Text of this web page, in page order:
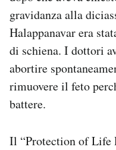
gravidanza alla
Halappanavar era
di schiena. I dottori
abortire
rimuovere il feto
battere.
Il “Protection of Life